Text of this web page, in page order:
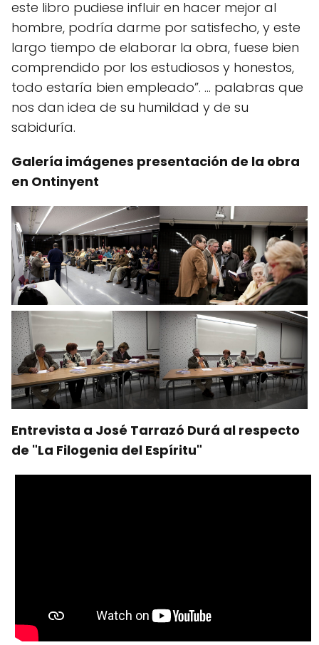
este libro pudiese influir en hacer mejor al
hombre, podría darme por satisfecho, y este
largo tiempo de elaborar la obra, fuese bien
comprendido por los estudiosos y honestos,
todo estaría bien empleado”. … palabras que
nos dan idea de su humildad y de su
sabiduría.
Galería imágenes presentación de la obra
en Ontinyent
Entrevista a José Tarrazó Durá al respecto
de "La Filogenia del Espíritu"